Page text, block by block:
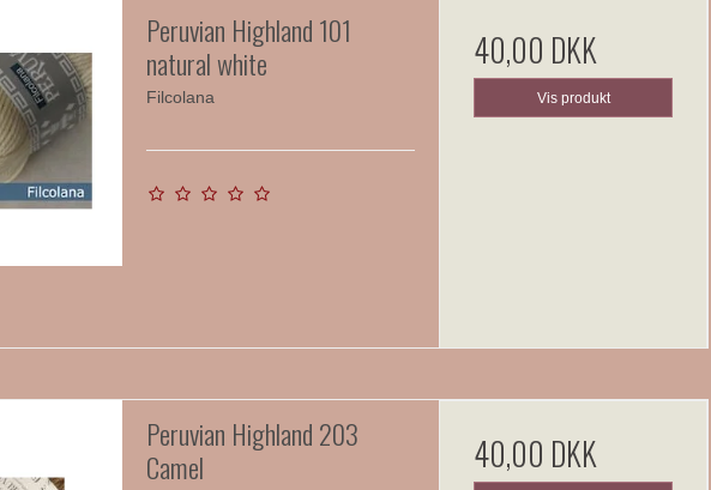
Peruvian Highland 101
natural white
Filcolana
40,00 DKK
Vis produkt
Peruvian Highland 203
Camel
40,00 DKK